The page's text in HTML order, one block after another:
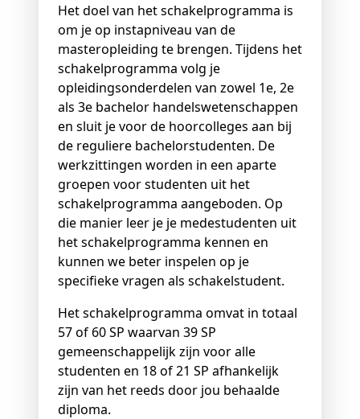
Het doel van het schakelprogramma is
om je op instapniveau van de
masteropleiding te brengen. Tijdens het
schakelprogramma volg je
opleidingsonderdelen van zowel 1e, 2e
als 3e bachelor handelswetenschappen
en sluit je voor de hoorcolleges aan bij
de reguliere bachelorstudenten. De
werkzittingen worden in een aparte
groepen voor studenten uit het
schakelprogramma aangeboden. Op
die manier leer je je medestudenten uit
het schakelprogramma kennen en
kunnen we beter inspelen op je
specifieke vragen als schakelstudent.
Het schakelprogramma omvat in totaal
57 of 60 SP waarvan 39 SP
gemeenschappelijk zijn voor alle
studenten en 18 of 21 SP afhankelijk
zijn van het reeds door jou behaalde
diploma.